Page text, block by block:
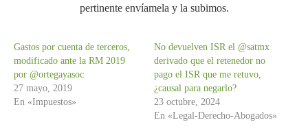
pertinente envíamela y la subimos.
Gastos por cuenta de terceros,
modificado ante la RM 2019
por @ortegayasoc
27 mayo, 2019
En «Impuestos»
No devuelven ISR el @satmx
derivado que el retenedor no
pago el ISR que me retuvo,
¿causal para negarlo?
23 octubre, 2024
En «Legal-Derecho-Abogados»